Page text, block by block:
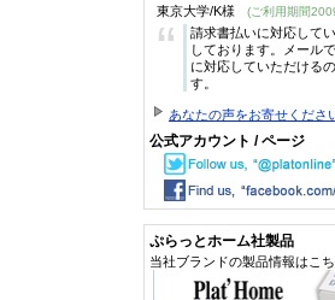
東京大学/K様 (ご利用期間
“
請求書払いに対応して
しております。メール
に対応していただける
す。
あなたの声をお寄せくださ
公式アカウント / ページ
ぷらっとホーム社製品
当社ブランドの製品情報はこ